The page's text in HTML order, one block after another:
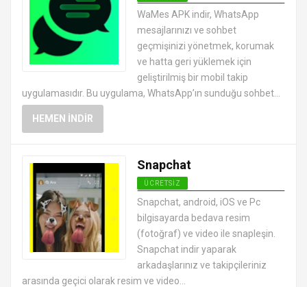
SOSYAL MEDYA MESAJLAŞMA
UYGULAMALARI APK
WaMes APK indir, WhatsApp
mesajlarınızı ve sohbet
geçmişinizi yönetmek, korumak
ve hatta geri yüklemek için
geliştirilmiş bir mobil takip
uygulamasıdır. Bu uygulama, WhatsApp’ın sunduğu sohbet...
HEMEN İNDIR
Snapchat
ÜCRETSIZ
SOSYAL MEDYA MESAJLAŞMA
UYGULAMALARI APK
Snapchat, android, iOS ve Pc
bilgisayarda bedava resim
(fotoğraf) ve video ile snapleşin.
Snapchat indir yaparak
arkadaşlarınız ve takipçileriniz
arasında geçici olarak resim ve video...